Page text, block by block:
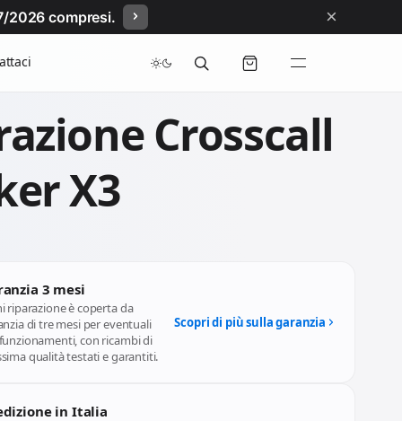
2026 compresi. ×
Crosscall
X3
3 mesi
riparazione è coperta da
di tre mesi per eventuali
con ricambi di
qualità testati e garantiti.
Scopri di più sulla garanzia
in Italia